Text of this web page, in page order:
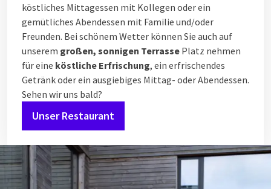
köstliches Mittagessen mit Kollegen oder ein
gemütliches Abendessen mit Familie und/oder
Freunden. Bei schönem Wetter können Sie auch auf
unserem großen, sonnigen Terrasse Platz nehmen
für eine köstliche Erfrischung, ein erfrischendes
Getränk oder ein ausgiebiges Mittag- oder Abendessen.
Sehen wir uns bald?
Unser Restaurant